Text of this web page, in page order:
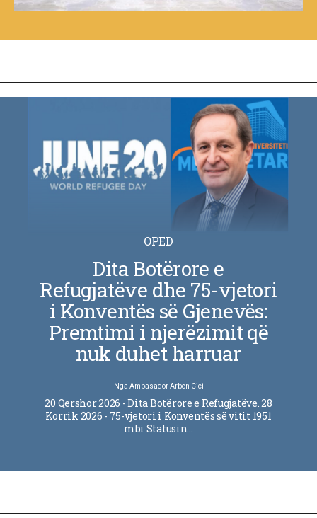
OPED
Dita Botërore e
Refugjatëve dhe 75-vjetori
i Konventës së Gjenevës:
Premtimi i njerëzimit që
nuk duhet harruar
Nga Ambasador Arben Cici
20 Qershor 2026 - Dita Botërore e Refugjatëve. 28
Korrik 2026 - 75-vjetori i Konventës së vitit 1951
mbi Statusin…